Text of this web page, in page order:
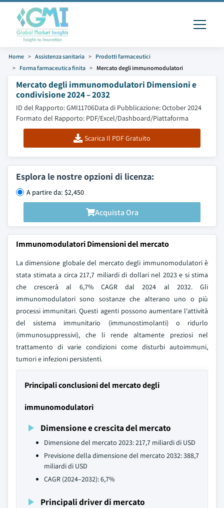
Home Assistenza sanitaria
Prodotti farmaceutici
Forma farmaceutica finita
Mercato degli immunomodulatori
Mercato degli immunomodulatori Dimensioni e
condivisione 2024 – 2032
ID del Rapporto: GMI11706Data di Pubblicazione: October 2024
Formato del Rapporto: PDF/Excel/Dashboard/Piattaforma
Scarica Il PDF Gratuito
Esplora le nostre opzioni di licenza:
A partire da: $2,450
Acquista Ora
Immunomodulatori Dimensioni del mercato
La dimensione globale del mercato degli immunomodulatori è
stata stimata a circa 217,7 miliardi di dollari nel 2023 e si stima
che crescerà al 6,7% CAGR dal 2024 al 2032. Gli
immunomodulatori sono sostanze che alterano uno o più
processi immunitari. Questi agenti possono aumentare l'attività
del sistema immunitario (immunostimolanti) o ridurlo
(immunosuppressivi), che li rende altamente preziosi nel
trattamento di varie condizioni come disturbi autoimmuni,
tumori e infezioni persistenti.
Principali conclusioni del mercato degli
immunomodulatori
Dimensione e crescita del mercato
Dimensione del mercato 2023: 217,7 miliardi di USD
Previsione della dimensione del mercato 2032: 388,7
miliardi di USD
CAGR (2024–2032): 6,7%
Principali driver di mercato